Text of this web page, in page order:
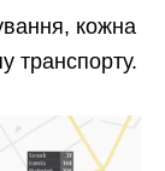
кожна
транспорту.